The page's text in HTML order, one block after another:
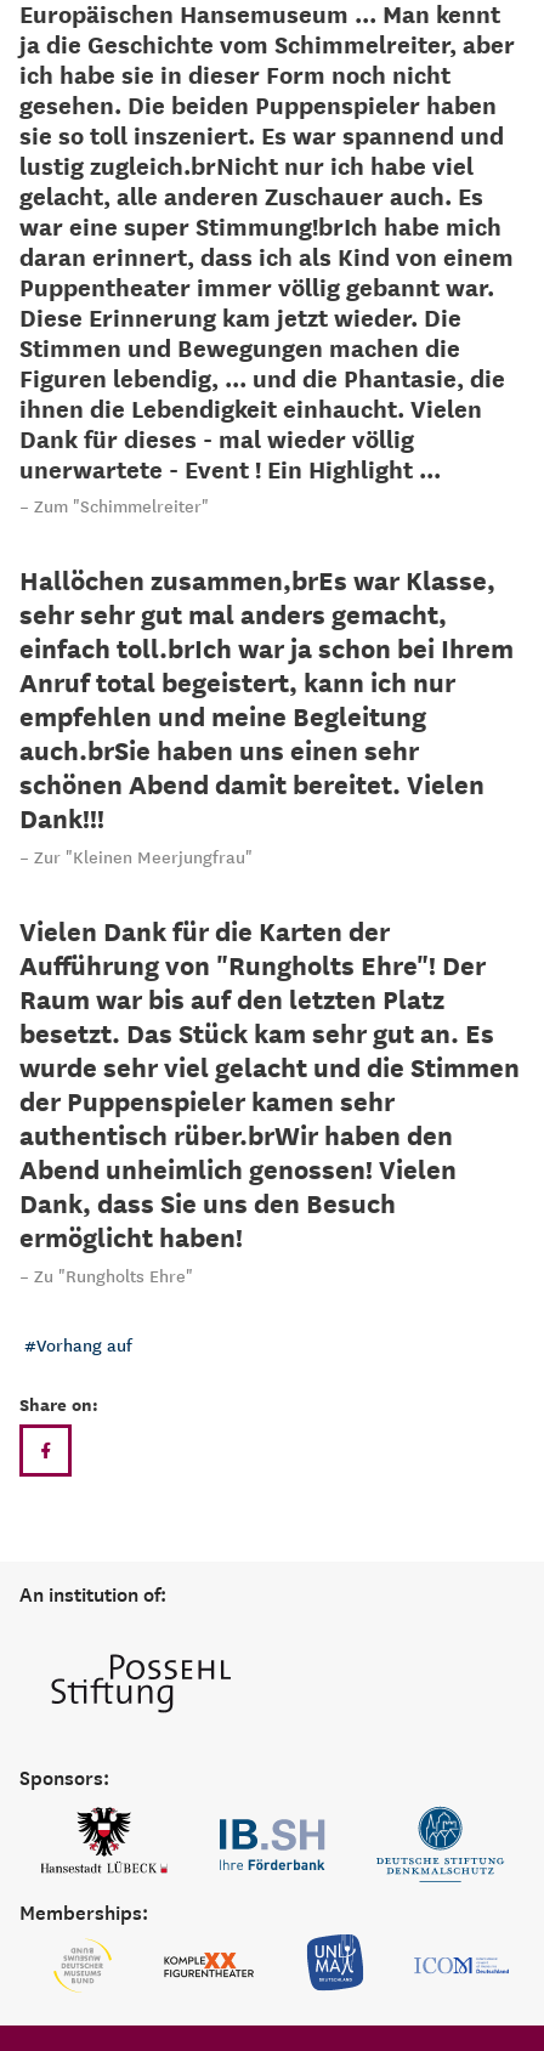
Europäischen Hansemuseum ... Man kennt
ja die Geschichte vom Schimmelreiter, aber
ich habe sie in dieser Form noch nicht
gesehen. Die beiden Puppenspieler haben
sie so toll inszeniert. Es war spannend und
lustig zugleich.brNicht nur ich habe viel
gelacht, alle anderen Zuschauer auch. Es
war eine super Stimmung!brIch habe mich
daran erinnert, dass ich als Kind von einem
Puppentheater immer völlig gebannt war.
Diese Erinnerung kam jetzt wieder. Die
Stimmen und Bewegungen machen die
Figuren lebendig, ... und die Phantasie, die
ihnen die Lebendigkeit einhaucht. Vielen
Dank für dieses - mal wieder völlig
unerwartete - Event ! Ein Highlight ...
Zum "Schimmelreiter"
Hallöchen zusammen,brEs war Klasse,
sehr sehr gut mal anders gemacht,
einfach toll.brIch war ja schon bei Ihrem
Anruf total begeistert, kann ich nur
empfehlen und meine Begleitung
auch.brSie haben uns einen sehr
schönen Abend damit bereitet. Vielen
Dank!!!
Zur "Kleinen Meerjungfrau"
Vielen Dank für die Karten der
Aufführung von "Rungholts Ehre"! Der
Raum war bis auf den letzten Platz
besetzt. Das Stück kam sehr gut an. Es
wurde sehr viel gelacht und die Stimmen
der Puppenspieler kamen sehr
authentisch rüber.brWir haben den
Abend unheimlich genossen! Vielen
Dank, dass Sie uns den Besuch
ermöglicht haben!
Zu "Rungholts Ehre"
Vorhang auf
Share on:
An institution of:
Sponsors:
Memberships: